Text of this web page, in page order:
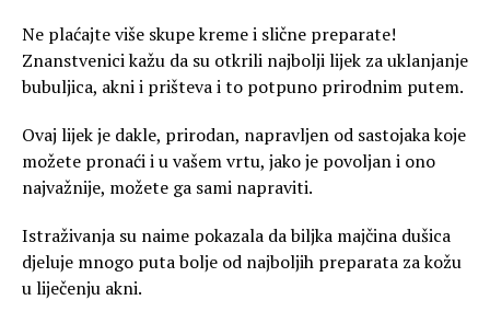
Ne plaćajte više skupe kreme i slične preparate!
Znanstvenici kažu da su otkrili najbolji lijek za uklanjanje
bubuljica, akni i prišteva i to potpuno prirodnim putem.
Ovaj lijek je dakle, prirodan, napravljen od sastojaka koje
možete pronaći i u vašem vrtu, jako je povoljan i ono
najvažnije, možete ga sami napraviti.
Istraživanja su naime pokazala da biljka majčina dušica
djeluje mnogo puta bolje od najboljih preparata za kožu
u liječenju akni.